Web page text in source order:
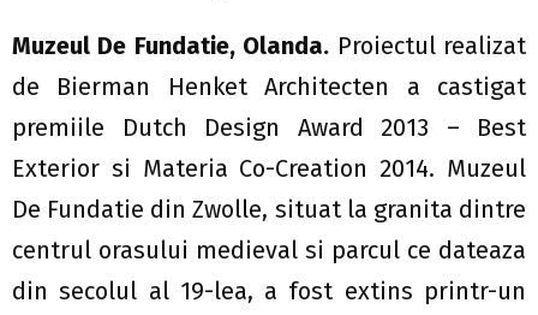
Muzeul De Fundatie, Olanda. Proiectul realizat
de Bierman Henket Architecten a castigat
premiile Dutch Design Award 2013 – Best
Exterior si Materia Co-Creation 2014. Muzeul
De Fundatie din Zwolle, situat la granita dintre
centrul orasului medieval si parcul ce dateaza
din secolul al 19-lea, a fost extins printr-un